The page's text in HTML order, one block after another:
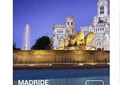
MADRIDE